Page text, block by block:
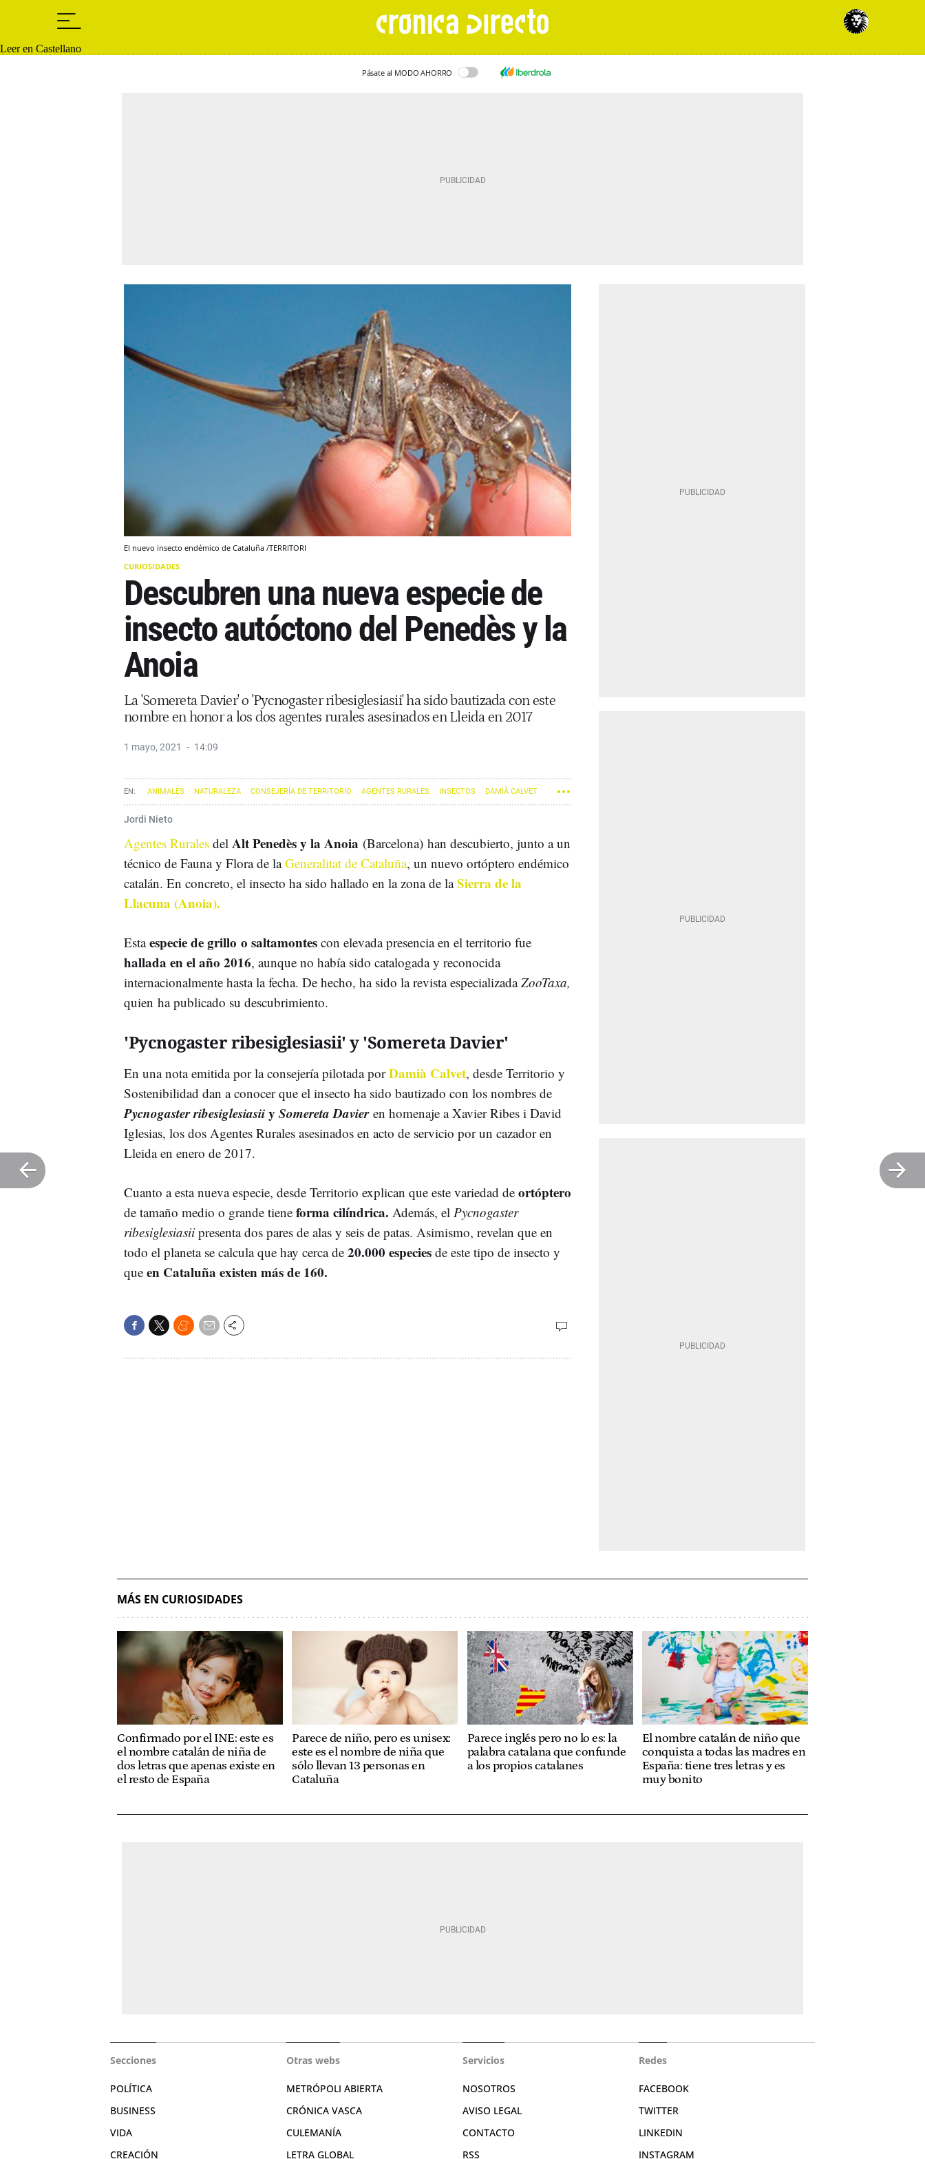
Leer en Castellano
Pásate al MODO AHORRO
El nuevo insecto endémico de Cataluña /TERRITORI
CURIOSIDADES
Descubren una nueva especie de
insecto autóctono del Penedès y la
Anoia
La 'Somereta Davier' o 'Pycnogaster ribesiglesiasii' ha sido bautizada con este
nombre en honor a los dos agentes rurales asesinados en Lleida en 2017
1 mayo, 2021 14:09
ANIMALES NATURALEZA CONSEJERÍA DE TERRITORIO AGENTES RURALES INSECTOS DAMIÀ CALVET
Jordi Nieto
Agentes Rurales del Alt Penedès y la Anoia (Barcelona) han descubierto, junto a un
técnico de Fauna y Flora de laGeneralitat de Cataluña, un nuevo ortóptero endémico
catalán. En concreto, el insecto ha sido hallado en la zona de laSierra de la
Llacuna (Anoia).
Estaespecie de grillo o saltamontes con elevada presencia en el territorio fue
hallada en el año 2016, aunque no había sido catalogada y reconocida
internacionalmente hasta la fecha. De hecho, ha sido la revista especializadaZooTaxa,
quien ha publicado su descubrimiento.
'Pycnogaster ribesiglesiasii' y 'Somereta Davier'
En una nota emitida por la consejería pilotada porDamià Calvet, desde Territorio y
Sostenibilidad dan a conocer que el insecto ha sido bautizado con los nombres de
Pycnogaster ribesiglesiasiiy Somereta Davieren homenaje a Xavier Ribes i David
Iglesias, los dos Agentes Rurales asesinados en acto de servicio por un cazador en
Lleida en enero de 2017.
Cuanto a esta nueva especie, desde Territorio explican que este variedad de ortóptero
de tamaño medio o grande tiene forma cilíndrica. Además, el Pycnogaster
ribesiglesiasii presenta dos pares de alas y seis de patas. Asimismo, revelan que en
todo el planeta se calcula que hay cerca de 20.000 especies de este tipo de insecto y
que en Cataluña existen más de 160.
MÁS EN CURIOSIDADES
Confirmado por el INE: este es
el nombre catalán de niña de
dos letras que apenas existe en
el resto de España
Parece de niño, pero es unisex:
este es el nombre de niña que
sólo llevan 13 personas en
Cataluña
Parece inglés pero no lo es: la
palabra catalana que confunde
a los propios catalanes
El nombre catalán de niño que
conquista a todas las madres en
España: tiene tres letras y es
muy bonito
Secciones
POLÍTICA
BUSINESS
VIDA
CREACIÓN
Otras webs
METRÓPOLI ABIERTA
CRÓNICA VASCA
CULEMANÍA
LETRA GLOBAL
Servicios
NOSOTROS
AVISO LEGAL
CONTACTO
RSS
Redes
FACEBOOK
TWITTER
LINKEDIN
INSTAGRAM